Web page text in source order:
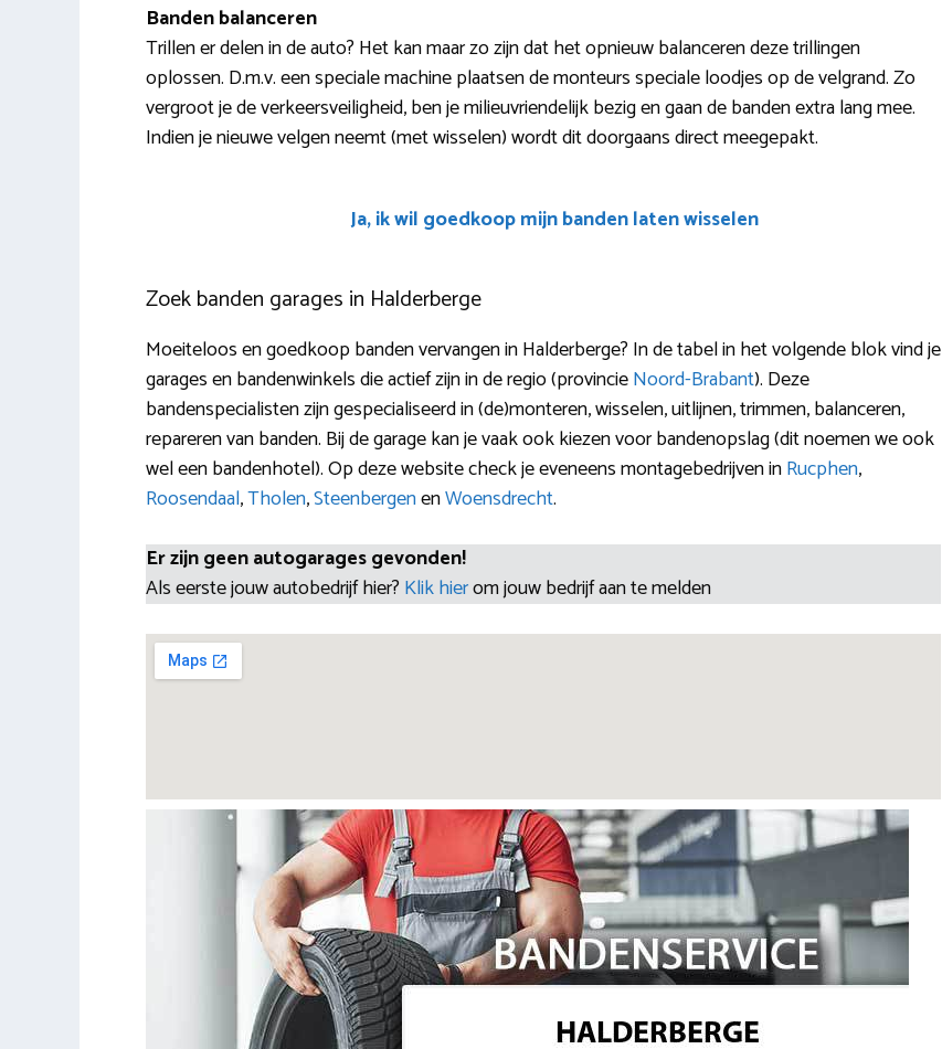
Banden balanceren
Trillen er delen in de auto? Het kan maar zo zijn dat het opnieuw balanceren deze trillingen
oplossen. D.m.v. een speciale machine plaatsen de monteurs speciale loodjes op de velgrand. Zo
vergroot je de verkeersveiligheid, ben je milieuvriendelijk bezig en gaan de banden extra lang mee.
Indien je nieuwe velgen neemt (met wisselen) wordt dit doorgaans direct meegepakt.
Ja, ik wil goedkoop mijn banden laten wisselen
Zoek banden garages in Halderberge
Moeiteloos en goedkoop banden vervangen in Halderberge? In de tabel in het volgende blok vind je
garages en bandenwinkels die actief zijn in de regio (provincieNoord-Brabant). Deze
bandenspecialisten zijn gespecialiseerd in (de)monteren, wisselen, uitlijnen, trimmen, balanceren,
repareren van banden. Bij de garage kan je vaak ook kiezen voor bandenopslag (dit noemen we ook
wel een bandenhotel). Op deze website check je eveneens montagebedrijven inRucphen,
Roosendaal,Tholen,SteenbergenenWoensdrecht.
Er zijn geen autogarages gevonden!
Als eerste jouw autobedrijf hier? Klik hierom jouw bedrijf aan te melden